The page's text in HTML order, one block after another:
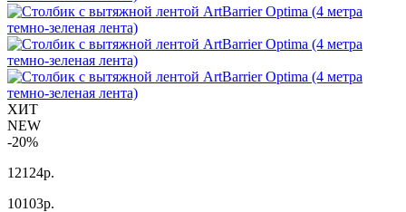
ХИТ
NEW
-20%
12124р.
10103р.